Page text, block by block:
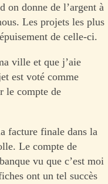
on donne de l’argent à
Les projets les plus
de celle-ci.
ville et que j’aie
est voté comme
le compte de
facture finale dans la
Le compte de
vu que c’est moi
ont un tel succès